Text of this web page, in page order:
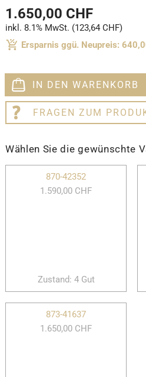
1.650,00 CHF
inkl. 8.1% MwSt. (123,64 CHF)
Ersparnis ggü. Neupreis:
IN DEN WARENKORB
FRAGEN ZUM
Wählen Sie die gewünschte
870-42352
1.590,00 CHF
Zustand: 4 Gut
873-41637
1.650,00 CHF